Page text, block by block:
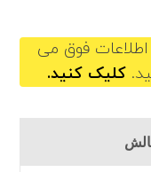
فوق می
کلیک کنید.